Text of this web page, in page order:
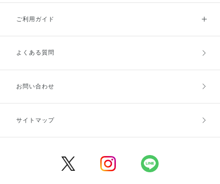
ご利用ガイド
ご利用ガイドトップ
お支払方法
キャンセル・返品・交換
よくある質問
お問い合わせ
サイトマップ